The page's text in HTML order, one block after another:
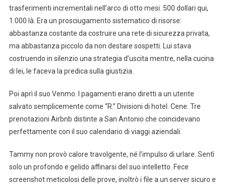
trasferimenti incrementali nell’arco di otto mesi. 500 dollari qui,
1.000 là. Era un prosciugamento sistematico di risorse:
abbastanza costante da costruire una rete di sicurezza privata,
ma abbastanza piccolo da non destare sospetti. Lui stava
costruendo in silenzio una strategia d’uscita mentre, nella cucina
di lei, le faceva la predica sulla giustizia.
Poi aprì il suo Venmo. I pagamenti erano diretti a un utente
salvato semplicemente come “R.” Divisioni di hotel. Cene. Tre
prenotazioni Airbnb distinte a San Antonio che coincidevano
perfettamente con il suo calendario di viaggi aziendali.
Tammy non provò calore travolgente, né l’impulso di urlare. Sentì
solo un profondo e gelido affinarsi del suo intelletto. Fece
screenshot meticolosi delle prove, inoltrò i file a un server sicuro e